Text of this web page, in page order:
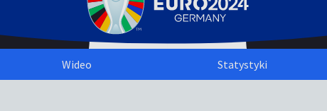
Wideo Statystyki